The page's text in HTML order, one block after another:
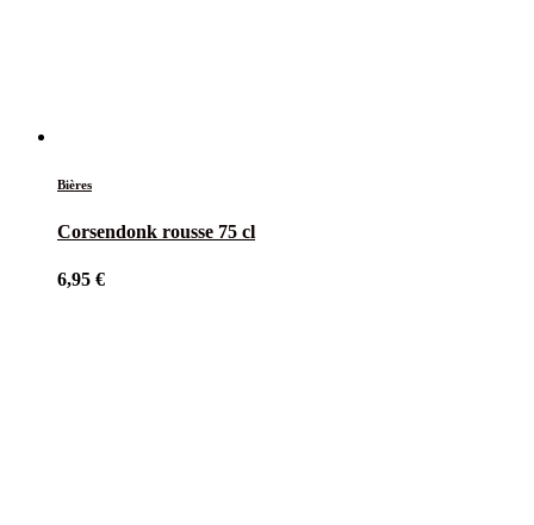
Bières
Corsendonk rousse 75 cl
6,95 €